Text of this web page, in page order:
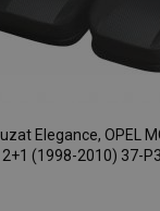
Elegance, OPEL
2+1 (1998-2010) 37-